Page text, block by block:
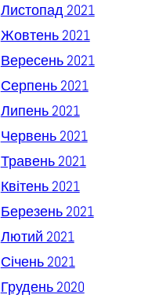
Листопад 2021
Жовтень 2021
Вересень 2021
Серпень 2021
Липень 2021
Червень 2021
Травень 2021
Квітень 2021
Березень 2021
Лютий 2021
Січень 2021
Грудень 2020